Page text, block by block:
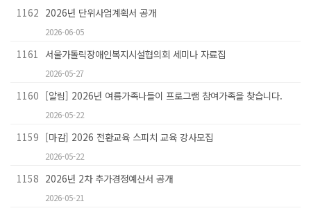
1162 2026년 단위사업계획서 공개
2026-06-05
1161 서울가톨릭장애인복지시설협의회 세미나 자료집
2026-05-27
1160 [알림] 2026년 여름가족나들이 프로그램 참여가족을 찾습니다.
2026-05-22
1159 [마감] 2026 전환교육 스피치 교육 강사모집
2026-05-22
1158 2026년 2차 추가경정예산서 공개
2026-05-21